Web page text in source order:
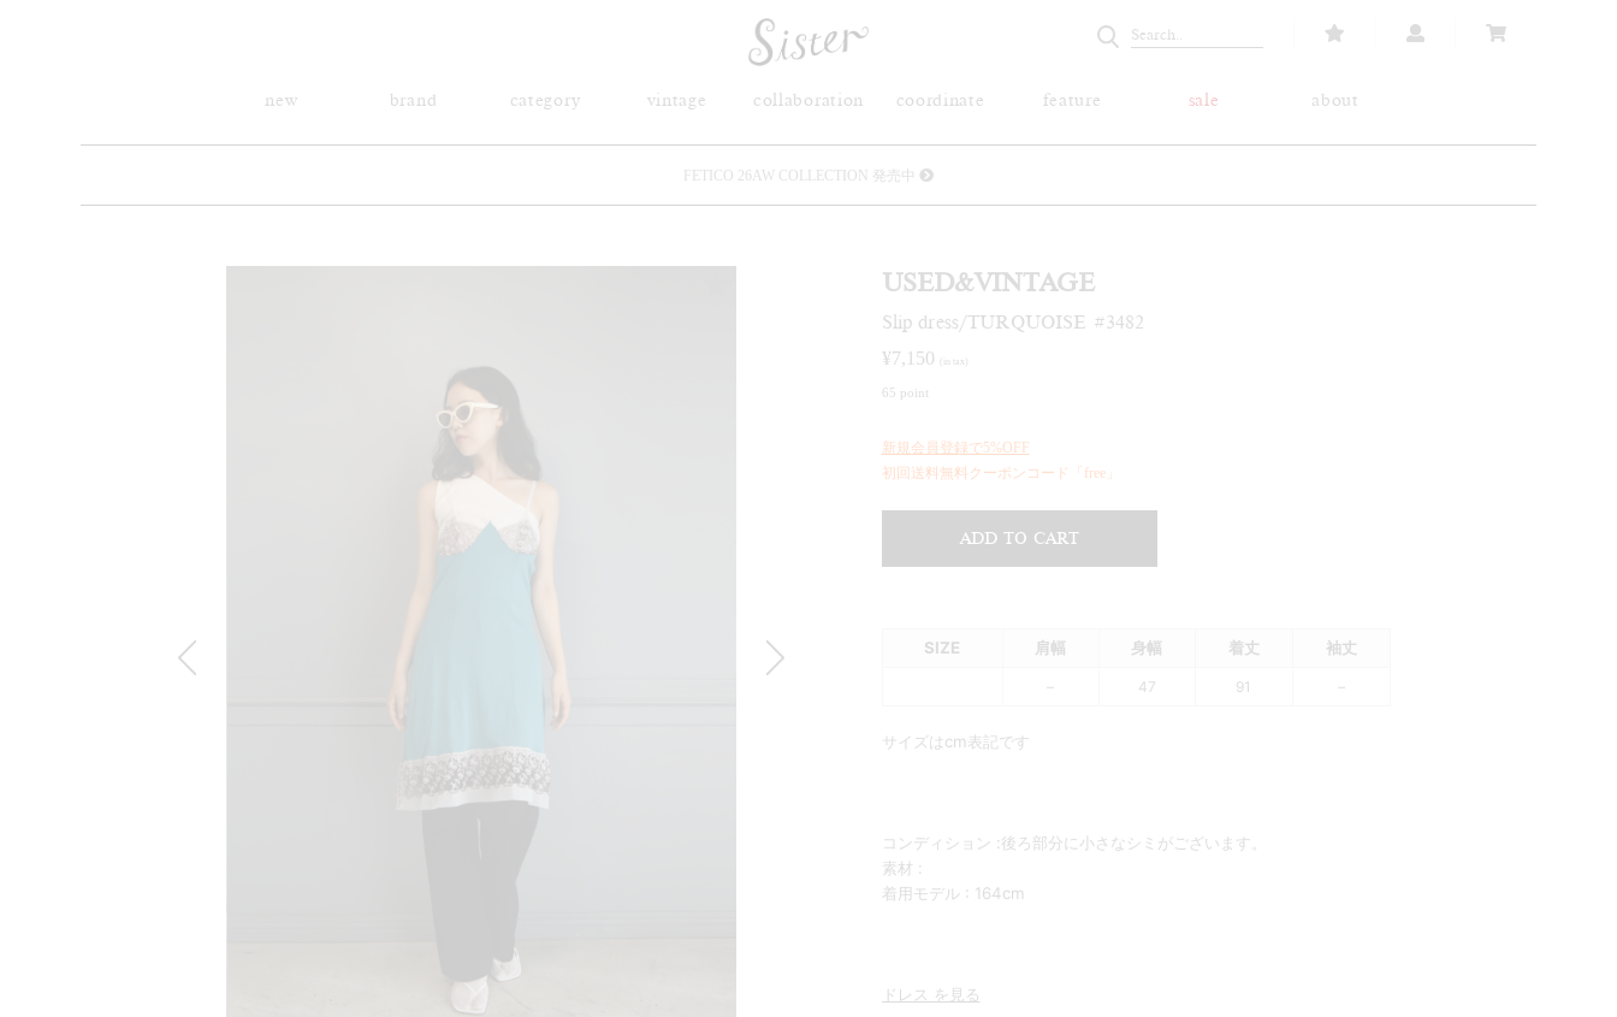
new brand category vintage collaboration coordinate feature sale about
FETICO 26AW COLLECTION 発売中
Sister(渋谷区松濤) 店舗休業のご案内
発売中 : Sister × 前原光榮商店
USED&VINTAGE
Slip dress/TURQUOISE #3482
¥7,150 (in tax)
65 point
新規会員登録で5%OFF
初回送料無料クーポンコード「free」
ADD TO CART
SIZE 肩幅 身幅 着丈 袖丈
– 47 91 –
サイズはcm表記です
コンディション :後ろ部分に小さなシミがございます。
素材 :
着用モデル : 164cm
ドレス を見る